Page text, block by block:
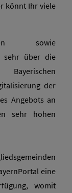
könnt Ihr viele
sowie
sehr über die
der
Angebots an
sehr hohen
eine
womit